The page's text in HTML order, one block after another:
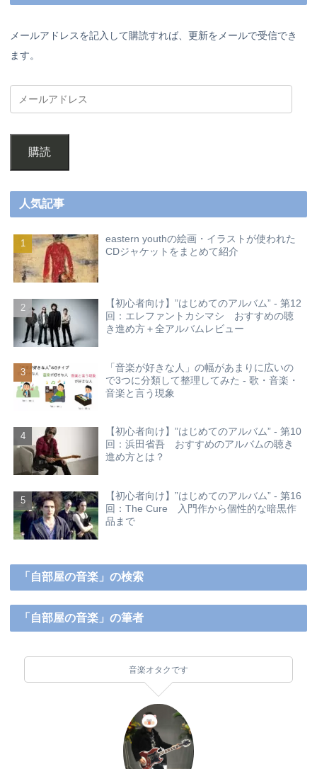
メールアドレスを記入して購読すれば、更新をメールで受信でき
ます。
購読
人気記事
eastern youthの絵画・イラストが使われた
CDジャケットをまとめて紹介
【初心者向け】”はじめてのアルバム” - 第12
回：エレファントカシマシ おすすめの聴
き進め方＋全アルバムレビュー
「音楽が好きな人」の幅があまりに広いの
で3つに分類して整理してみた - 歌・音楽・
音楽と言う現象
【初心者向け】”はじめてのアルバム” - 第10
回：浜田省吾 おすすめのアルバムの聴き
進め方とは？
【初心者向け】”はじめてのアルバム” - 第16
回：The Cure 入門作から個性的な暗黒作
品まで
「自部屋の音楽」の検索
「自部屋の音楽」の筆者
音楽オタクです